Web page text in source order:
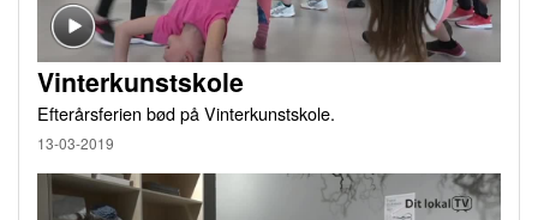
Vinterkunstskole
Efterårsferien bød på Vinterkunstskole.
13-03-2019